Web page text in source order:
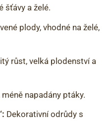
šťávy a želé.
plody, vhodné na želé,
růst, velká plodenství a
napadány ptáky.
Dekorativní odrůdy s